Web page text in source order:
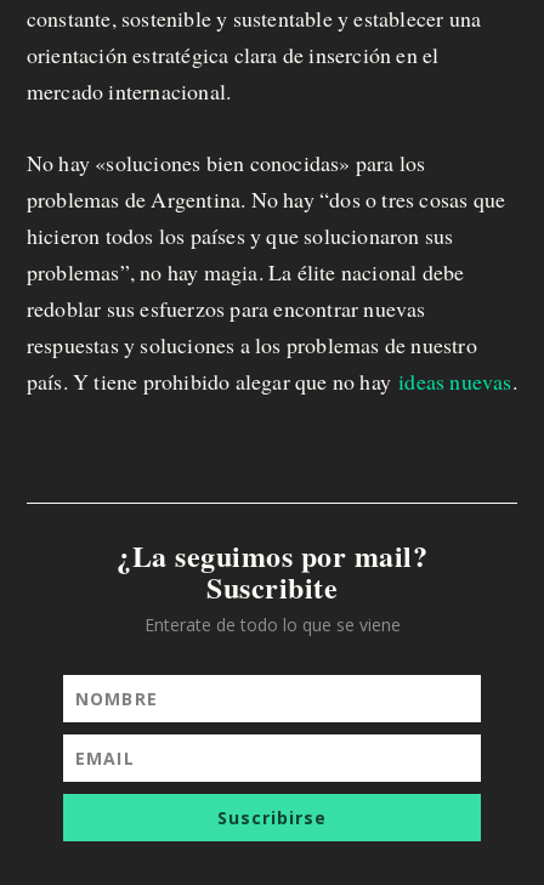
constante, sostenible y sustentable y establecer una
orientación estratégica clara de inserción en el
mercado internacional.
No hay «soluciones bien conocidas» para los
problemas de Argentina. No hay “dos o tres cosas que
hicieron todos los países y que solucionaron sus
problemas”, no hay magia. La élite nacional debe
redoblar sus esfuerzos para encontrar nuevas
respuestas y soluciones a los problemas de nuestro
país. Y tiene prohibido alegar que no hayideas nuevas.
¿La seguimos por mail?
Suscribite
Enterate de todo lo que se viene
Suscribirse